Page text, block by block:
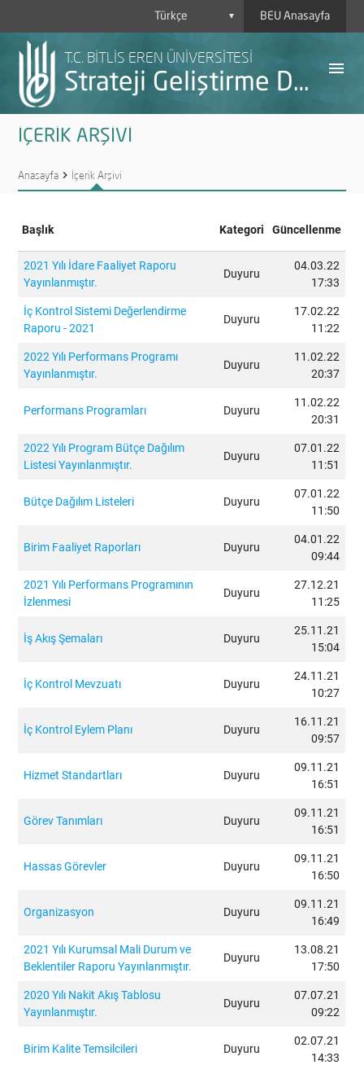
▼ BEU Anasayfa
T.C. BİTLİS EREN ÜNİVERSİTESİ
Strateji Geliştirme Daire Başkanlığı
menu
İÇERİK ARŞİVİ
Anasayfa chevron_right İçerik Arşivi
Başlık Kategori Güncellenme
2021 Yılı İdare Faaliyet Raporu
Yayınlanmıştır.
Duyuru
04.03.22
17:33
İç Kontrol Sistemi Değerlendirme
Raporu - 2021
Duyuru
17.02.22
11:22
2022 Yılı Performans Programı
Yayınlanmıştır.
Duyuru
11.02.22
20:37
Performans Programları Duyuru
11.02.22
20:31
2022 Yılı Program Bütçe Dağılım
Listesi Yayınlanmıştır.
Duyuru
07.01.22
11:51
Bütçe Dağılım Listeleri Duyuru
07.01.22
11:50
Birim Faaliyet Raporları Duyuru
04.01.22
09:44
2021 Yılı Performans Programının
İzlenmesi
Duyuru
27.12.21
11:25
İş Akış Şemaları Duyuru
25.11.21
15:04
İç Kontrol Mevzuatı Duyuru
24.11.21
10:27
İç Kontrol Eylem Planı Duyuru
16.11.21
09:57
Hizmet Standartları Duyuru
09.11.21
16:51
Görev Tanımları Duyuru
09.11.21
16:51
Hassas Görevler Duyuru
09.11.21
16:50
Organizasyon Duyuru
09.11.21
16:49
2021 Yılı Kurumsal Mali Durum ve
Beklentiler Raporu Yayınlanmıştır.
Duyuru
13.08.21
17:50
2020 Yılı Nakit Akış Tablosu
Yayınlanmıştır.
Duyuru
07.07.21
09:22
Birim Kalite Temsilcileri Duyuru
02.07.21
14:33